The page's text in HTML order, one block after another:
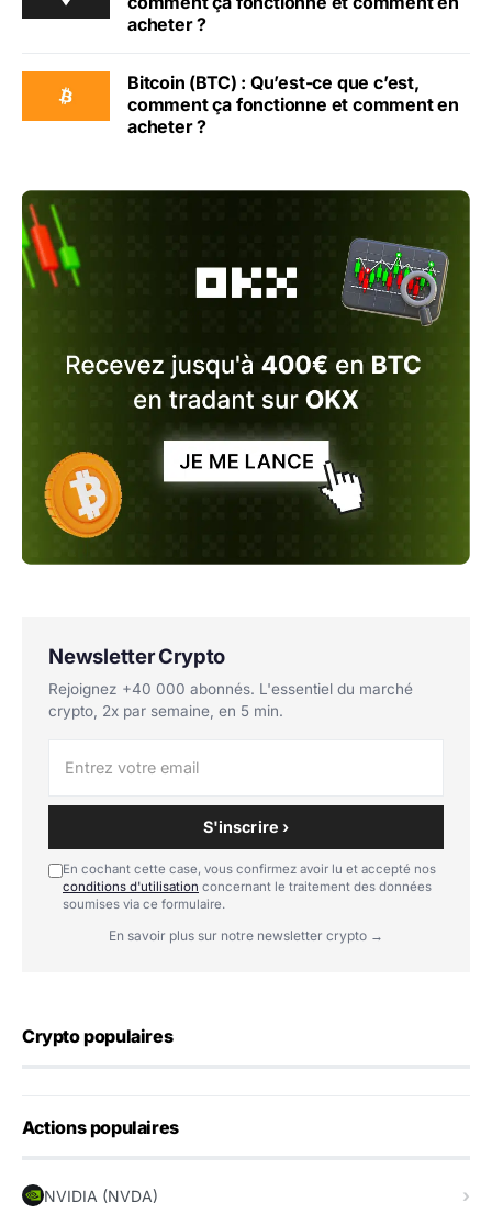
acheter ?
Bitcoin (BTC) : Qu’est-ce que c’est,
comment ça fonctionne et comment en
acheter ?
Newsletter Crypto
Rejoignez +40 000 abonnés. L'essentiel du marché
crypto, 2x par semaine, en 5 min.
S'inscrire ›
En cochant cette case, vous confirmez avoir lu et accepté nos
conditions d'utilisation concernant le traitement des données
soumises via ce formulaire.
En savoir plus sur notre newsletter crypto →
Crypto populaires
Actions populaires
NVIDIA (NVDA)